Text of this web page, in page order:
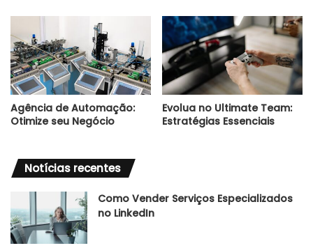
Agência de Automação:
Otimize seu Negócio
Evolua no Ultimate Team:
Estratégias Essenciais
Notícias recentes
Como Vender Serviços Especializados
no LinkedIn